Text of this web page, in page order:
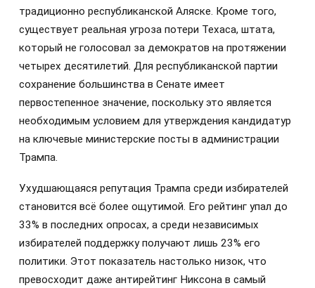
традиционно республиканской Аляске. Кроме того,
существует реальная угроза потери Техаса, штата,
который не голосовал за демократов на протяжении
четырех десятилетий. Для республиканской партии
сохранение большинства в Сенате имеет
первостепенное значение, поскольку это является
необходимым условием для утверждения кандидатур
на ключевые министерские посты в администрации
Трампа.
Ухудшающаяся репутация Трампа среди избирателей
становится всё более ощутимой. Его рейтинг упал до
33% в последних опросах, а среди независимых
избирателей поддержку получают лишь 23% его
политики. Этот показатель настолько низок, что
превосходит даже антирейтинг Никсона в самый